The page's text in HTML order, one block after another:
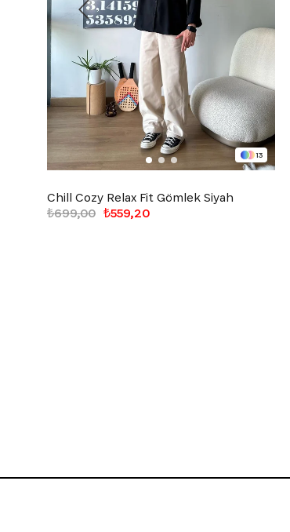
13
Chill Cozy Relax Fit Gömlek Siyah
₺559,20
₺699,00